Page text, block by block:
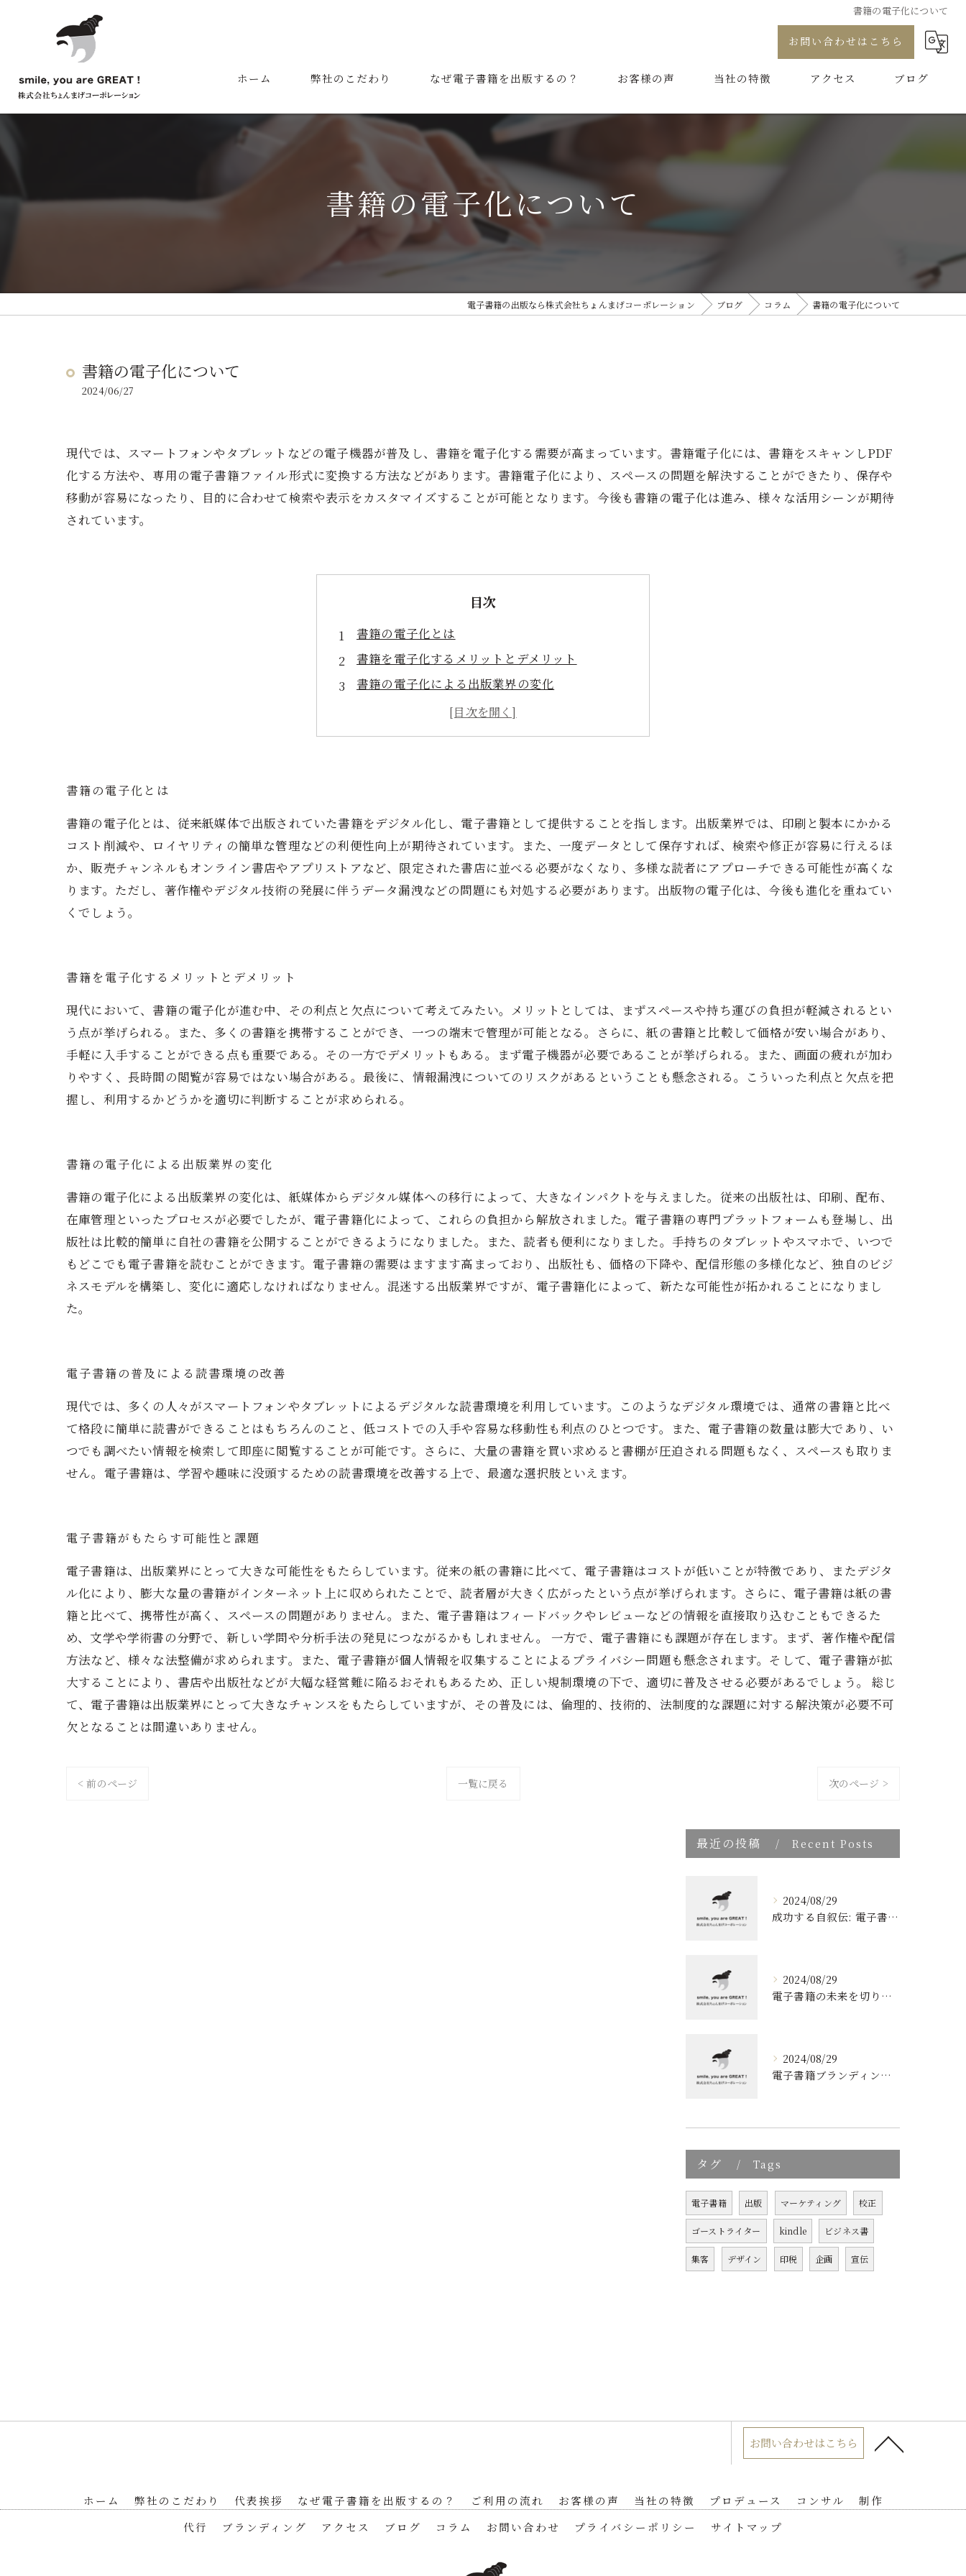
書籍の電子化について
お問い合わせはこちら
ホーム 弊社のこだわり
代表挨拶
なぜ電子書籍を出版するの？ お客様の声 当社の特徴 アクセス ブログ
書籍の電子化について
電子書籍の出版なら株式会社ちょんまげコーポレーション ブログ コラム 書籍の電子化について
書籍の電子化について
2024/06/27
現代では、スマートフォンやタブレットなどの電子機器が普及し、書籍を電子化する需要が高まっています。書籍電子化には、書籍をスキャンしPDF
化する方法や、専用の電子書籍ファイル形式に変換する方法などがあります。書籍電子化により、スペースの問題を解決することができたり、保存や
移動が容易になったり、目的に合わせて検索や表示をカスタマイズすることが可能となります。今後も書籍の電子化は進み、様々な活用シーンが期待
されています。
目次
書籍の電子化とは
書籍を電子化するメリットとデメリット
書籍の電子化による出版業界の変化
電子書籍の普及による読書環境の改善
電子書籍がもたらす可能性と課題
書籍の電子化とは
書籍の電子化とは、従来紙媒体で出版されていた書籍をデジタル化し、電子書籍として提供することを指します。出版業界では、印刷と製本にかかる
コスト削減や、ロイヤリティの簡単な管理などの利便性向上が期待されています。また、一度データとして保存すれば、検索や修正が容易に行えるほ
か、販売チャンネルもオンライン書店やアプリストアなど、限定された書店に並べる必要がなくなり、多様な読者にアプローチできる可能性が高くな
ります。ただし、著作権やデジタル技術の発展に伴うデータ漏洩などの問題にも対処する必要があります。出版物の電子化は、今後も進化を重ねてい
くでしょう。
書籍を電子化するメリットとデメリット
現代において、書籍の電子化が進む中、その利点と欠点について考えてみたい。メリットとしては、まずスペースや持ち運びの負担が軽減されるとい
う点が挙げられる。また、多くの書籍を携帯することができ、一つの端末で管理が可能となる。さらに、紙の書籍と比較して価格が安い場合があり、
手軽に入手することができる点も重要である。その一方でデメリットもある。まず電子機器が必要であることが挙げられる。また、画面の疲れが加わ
りやすく、長時間の閲覧が容易ではない場合がある。最後に、情報漏洩についてのリスクがあるということも懸念される。こういった利点と欠点を把
握し、利用するかどうかを適切に判断することが求められる。
書籍の電子化による出版業界の変化
書籍の電子化による出版業界の変化は、紙媒体からデジタル媒体への移行によって、大きなインパクトを与えました。従来の出版社は、印刷、配布、
在庫管理といったプロセスが必要でしたが、電子書籍化によって、これらの負担から解放されました。電子書籍の専門プラットフォームも登場し、出
版社は比較的簡単に自社の書籍を公開することができるようになりました。また、読者も便利になりました。手持ちのタブレットやスマホで、いつで
もどこでも電子書籍を読むことができます。電子書籍の需要はますます高まっており、出版社も、価格の下降や、配信形態の多様化など、独自のビジ
ネスモデルを構築し、変化に適応しなければなりません。混迷する出版業界ですが、電子書籍化によって、新たな可能性が拓かれることになりまし
た。
電子書籍の普及による読書環境の改善
現代では、多くの人々がスマートフォンやタブレットによるデジタルな読書環境を利用しています。このようなデジタル環境では、通常の書籍と比べ
て格段に簡単に読書ができることはもちろんのこと、低コストでの入手や容易な移動性も利点のひとつです。また、電子書籍の数量は膨大であり、い
つでも調べたい情報を検索して即座に閲覧することが可能です。さらに、大量の書籍を買い求めると書棚が圧迫される問題もなく、スペースも取りま
せん。電子書籍は、学習や趣味に没頭するための読書環境を改善する上で、最適な選択肢といえます。
電子書籍がもたらす可能性と課題
電子書籍は、出版業界にとって大きな可能性をもたらしています。従来の紙の書籍に比べて、電子書籍はコストが低いことが特徴であり、またデジタ
ル化により、膨大な量の書籍がインターネット上に収められたことで、読者層が大きく広がったという点が挙げられます。さらに、電子書籍は紙の書
籍と比べて、携帯性が高く、スペースの問題がありません。また、電子書籍はフィードバックやレビューなどの情報を直接取り込むこともできるた
め、文学や学術書の分野で、新しい学問や分析手法の発見につながるかもしれません。 一方で、電子書籍にも課題が存在します。まず、著作権や配信
方法など、様々な法整備が求められます。また、電子書籍が個人情報を収集することによるプライバシー問題も懸念されます。そして、電子書籍が拡
大することにより、書店や出版社などが大幅な経営難に陥るおそれもあるため、正しい規制環境の下で、適切に普及させる必要があるでしょう。 総じ
て、電子書籍は出版業界にとって大きなチャンスをもたらしていますが、その普及には、倫理的、技術的、法制度的な課題に対する解決策が必要不可
欠となることは間違いありません。
< 前のページ 一覧に戻る 次のページ >
最近の投稿 Recent Posts
2024/08/29
成功する自叙伝: 電子書籍ブランディングの新しい視点
2024/08/29
電子書籍の未来を切り開く！効果的なブランディングとリスト取りの技術
2024/08/29
電子書籍ブランディングの新しいアプローチ: 成功の秘訣とは?
タグ Tags
電子書籍 出版 マーケティング 校正
ゴーストライター kindle ビジネス書
集客 デザイン 印税 企画 宣伝
お問い合わせはこちら
ホーム 弊社のこだわり 代表挨拶 なぜ電子書籍を出版するの？ ご利用の流れ お客様の声 当社の特徴 プロデュース コンサル
制作
代行
ブランディング アクセス ブログ コラム お問い合わせ プライバシーポリシー サイトマップ